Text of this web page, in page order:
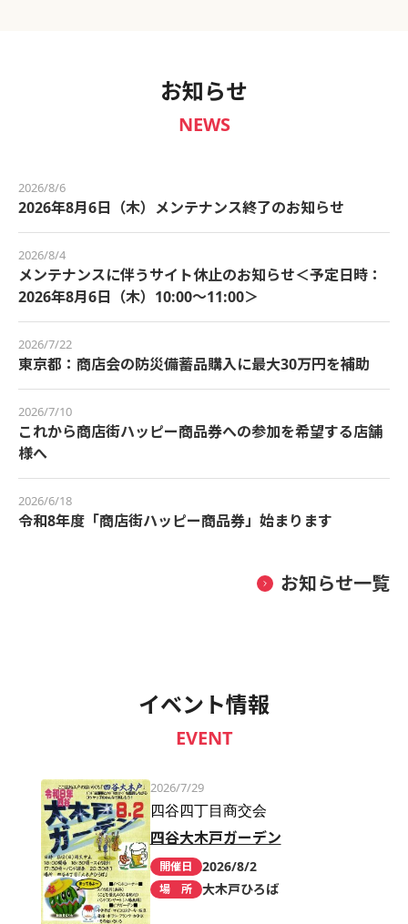
お知らせ
NEWS
2026/8/6
2026年8月6日（木）メンテナンス終了のお知らせ
2026/8/4
メンテナンスに伴うサイト休止のお知らせ＜予定日時：
2026年8月6日（木）10:00～11:00＞
2026/7/22
東京都：商店会の防災備蓄品購入に最大30万円を補助
2026/7/10
これから商店街ハッピー商品券への参加を希望する店舗
様へ
2026/6/18
令和8年度「商店街ハッピー商品券」始まります
お知らせ一覧
イベント情報
EVENT
2026/7/29
四谷四丁目商交会
四谷大木戸ガーデン
開催日 2026/8/2
場 所 大木戸ひろば